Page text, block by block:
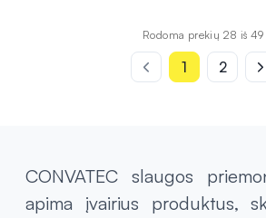
Rodoma prekių 28 iš 49
1 2
CONVATEC slaugos
apima įvairius produktus,